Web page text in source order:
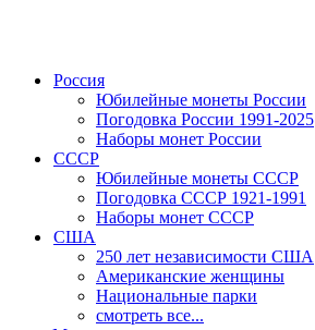
Россия
Юбилейные монеты России
Погодовка России 1991-2025
Наборы монет России
СССР
Юбилейные монеты СССР
Погодовка СССР 1921-1991
Наборы монет СССР
США
250 лет независимости США
Американские женщины
Национальные парки
смотреть все...